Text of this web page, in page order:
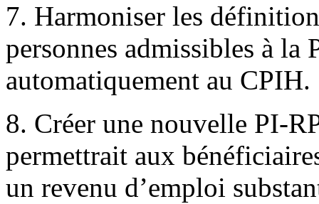
7. Harmoniser les
personnes admissibles à la
automatiquement au CPIH.
8. Créer une nouvelle PI-
permettrait aux
un revenu d’emploi